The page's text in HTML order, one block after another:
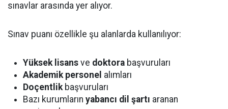
sınavlar arasında yer alıyor.
Sınav puanı özellikle şu alanlarda kullanılıyor:
Yüksek lisans ve doktora başvuruları
Akademik personel alımları
Doçentlikbaşvuruları
Bazı kurumların yabancı dil şartı aranan